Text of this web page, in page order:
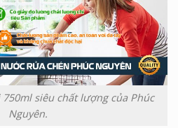
siêu chất lượng của Phúc
Nguyên.